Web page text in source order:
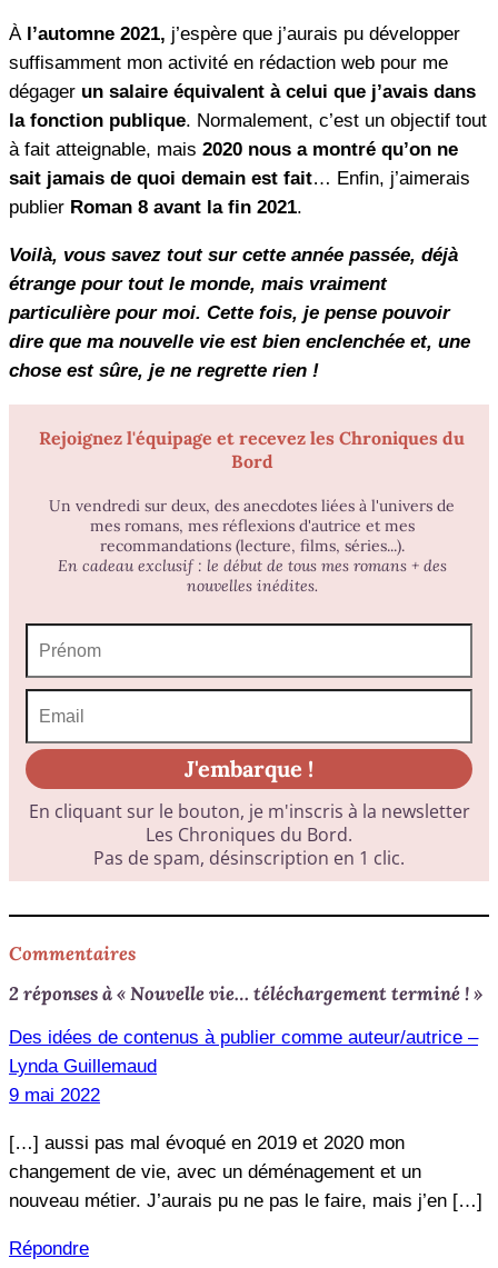
À l’automne 2021, j’espère que j’aurais pu développer
suffisamment mon activité en rédaction web pour me
dégager un salaire équivalent à celui que j’avais dans
la fonction publique. Normalement, c’est un objectif tout
à fait atteignable, mais 2020 nous a montré qu’on ne
sait jamais de quoi demain est fait… Enfin, j’aimerais
publier Roman 8 avant la fin 2021.
Voilà, vous savez tout sur cette année passée, déjà
étrange pour tout le monde, mais vraiment
particulière pour moi. Cette fois, je pense pouvoir
dire que ma nouvelle vie est bien enclenchée et, une
chose est sûre, je ne regrette rien !
Commentaires
2 réponses à « Nouvelle vie… téléchargement terminé ! »
Des idées de contenus à publier comme auteur/autrice –
Lynda Guillemaud
9 mai 2022
[…] aussi pas mal évoqué en 2019 et 2020 mon
changement de vie, avec un déménagement et un
nouveau métier. J’aurais pu ne pas le faire, mais j’en […]
Répondre